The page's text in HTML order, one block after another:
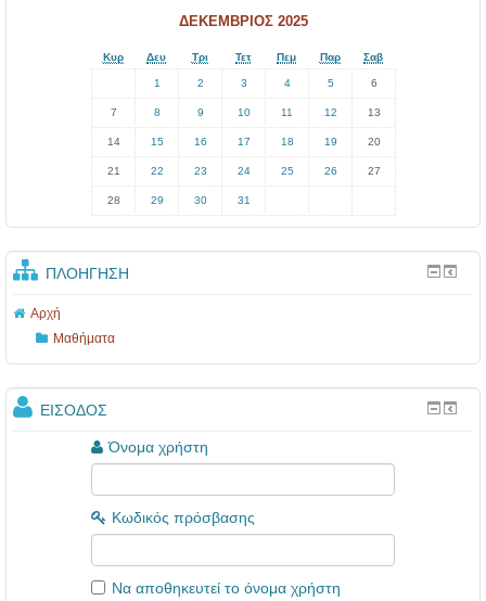
ΔΕΚΈΜΒΡΙΟΣ 2025
Κυρ Δευ Τρι Τετ Πεμ Παρ Σαβ
1 2 3 4 5 6
7 8 9 10 11 12 13
14 15 16 17 18 19 20
21 22 23 24 25 26 27
28 29 30 31
ΠΛΟΉΓΗΣΗ
Αρχή
Μαθήματα
ΕΊΣΟΔΟΣ
Όνομα χρήστη
Κωδικός πρόσβασης
Να αποθηκευτεί το όνομα χρήστη